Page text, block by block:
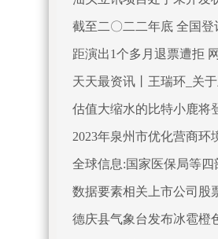
截至二〇二二年底 全国
距演出1个多月退票遭拒
天天最资讯丨王瑞环_关
估值大缩水的比特小鹿将
2023年泉州市优化营商环
全球信息:国家医保局等
数据要素相关上市公司股
德庆县气象台发布冰雹橙